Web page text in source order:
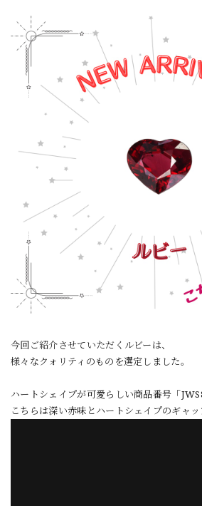
今回ご紹介させていただくルビーは、
様々なクォリティのものを選定しました。
ハートシェイプが可愛らしい商品番号「
こちらは深い赤味とハートシェイプのギャッ